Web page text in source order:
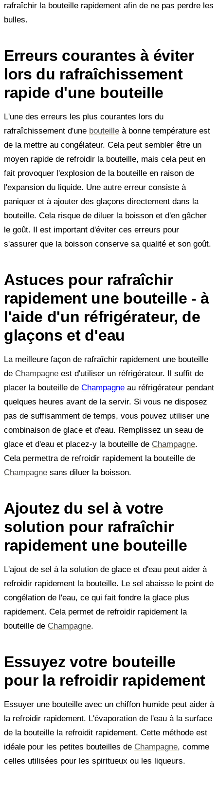
rafraîchir la bouteille rapidement afin de ne pas perdre les
bulles.
Erreurs courantes à éviter
lors du rafraîchissement
rapide d'une bouteille
L'une des erreurs les plus courantes lors du
rafraîchissement d'une bouteille à bonne température est
de la mettre au congélateur. Cela peut sembler être un
moyen rapide de refroidir la bouteille, mais cela peut en
fait provoquer l'explosion de la bouteille en raison de
l'expansion du liquide. Une autre erreur consiste à
paniquer et à ajouter des glaçons directement dans la
bouteille. Cela risque de diluer la boisson et d'en gâcher
le goût. Il est important d'éviter ces erreurs pour
s'assurer que la boisson conserve sa qualité et son goût.
Astuces pour rafraîchir
rapidement une bouteille - à
l'aide d'un réfrigérateur, de
glaçons et d'eau
La meilleure façon de rafraîchir rapidement une bouteille
de Champagne est d'utiliser un réfrigérateur. Il suffit de
placer la bouteille de Champagne au réfrigérateur pendant
quelques heures avant de la servir. Si vous ne disposez
pas de suffisamment de temps, vous pouvez utiliser une
combinaison de glace et d'eau. Remplissez un seau de
glace et d'eau et placez-y la bouteille de Champagne.
Cela permettra de refroidir rapidement la bouteille de
Champagne sans diluer la boisson.
Ajoutez du sel à votre
solution pour rafraîchir
rapidement une bouteille
L'ajout de sel à la solution de glace et d'eau peut aider à
refroidir rapidement la bouteille. Le sel abaisse le point de
congélation de l'eau, ce qui fait fondre la glace plus
rapidement. Cela permet de refroidir rapidement la
bouteille de Champagne.
Essuyez votre bouteille
pour la refroidir rapidement
Essuyer une bouteille avec un chiffon humide peut aider à
la refroidir rapidement. L'évaporation de l'eau à la surface
de la bouteille la refroidit rapidement. Cette méthode est
idéale pour les petites bouteilles de Champagne, comme
celles utilisées pour les spiritueux ou les liqueurs.